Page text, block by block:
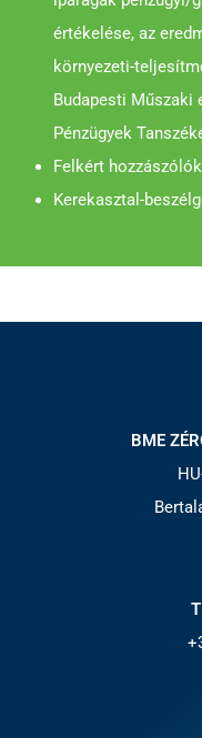
értékelése, az
környezeti-
Budapesti Műszaki
Pénzügyek
Felkért
Kerekasztal-
BME